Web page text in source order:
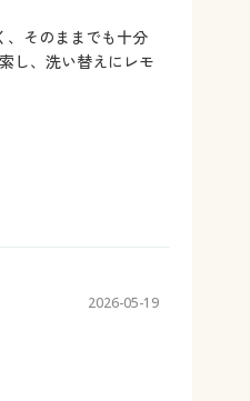
、そのままでも十分
し、洗い替えにレモ
2026-05-19